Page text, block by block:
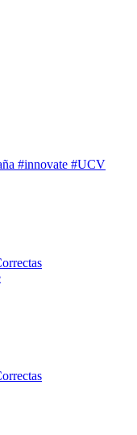
#innovate #UCV